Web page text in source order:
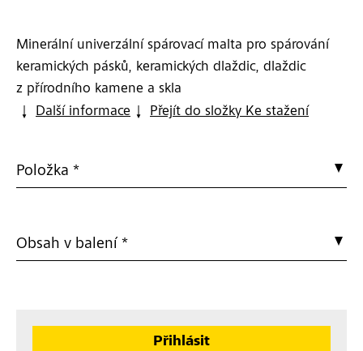
Minerální univerzální spárovací malta pro spárování
keramických pásků, keramických dlaždic, dlaždic
z přírodního kamene a skla
Další informace
Přejít do složky Ke stažení
Položka *
Obsah v balení *
Přihlásit